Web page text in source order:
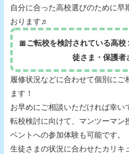
自分に合った高校選びのために早
おります♬
🎀ご転校を検討されている高
徒さま・保護者
履修状況などに合わせて個別にご
ます！
お早めにご相談いただければ幸い
転校検討に向けて、マンツーマン
ベントへの参加体験も可能です。
生徒さまの状況に合わせたカリキ